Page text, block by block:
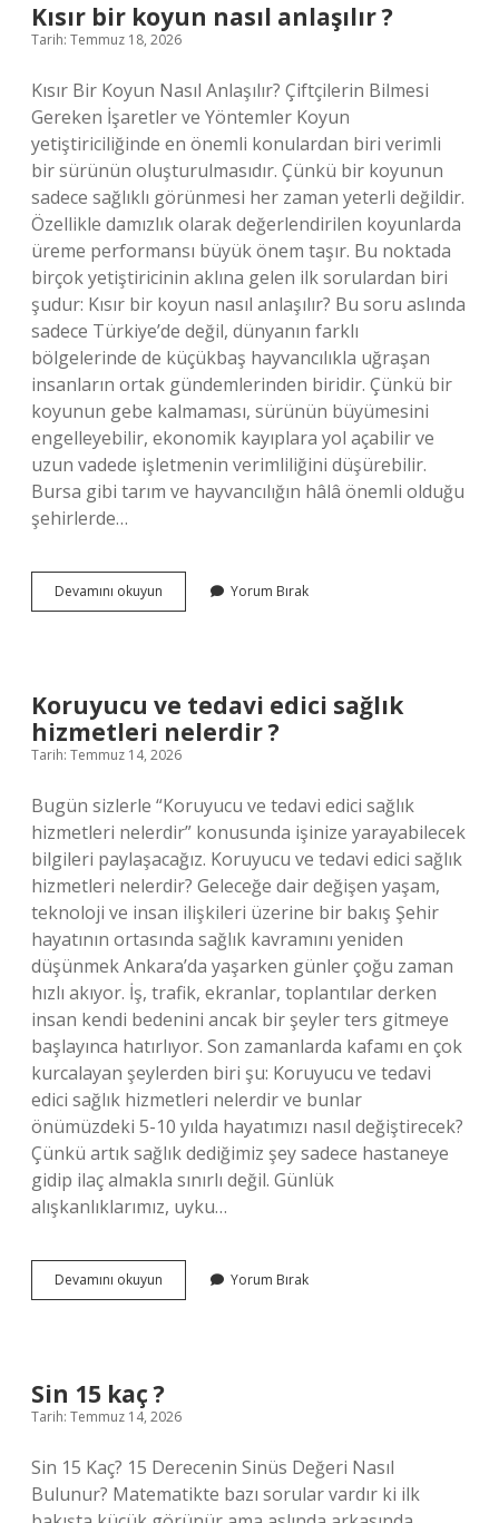
mıdır
?
Kısır bir koyun nasıl anlaşılır ?
Tarih: Temmuz 18, 2026
Kısır Bir Koyun Nasıl Anlaşılır? Çiftçilerin Bilmesi
Gereken İşaretler ve Yöntemler Koyun
yetiştiriciliğinde en önemli konulardan biri verimli
bir sürünün oluşturulmasıdır. Çünkü bir koyunun
sadece sağlıklı görünmesi her zaman yeterli değildir.
Özellikle damızlık olarak değerlendirilen koyunlarda
üreme performansı büyük önem taşır. Bu noktada
birçok yetiştiricinin aklına gelen ilk sorulardan biri
şudur: Kısır bir koyun nasıl anlaşılır? Bu soru aslında
sadece Türkiye’de değil, dünyanın farklı
bölgelerinde de küçükbaş hayvancılıkla uğraşan
insanların ortak gündemlerinden biridir. Çünkü bir
koyunun gebe kalmaması, sürünün büyümesini
engelleyebilir, ekonomik kayıplara yol açabilir ve
uzun vadede işletmenin verimliliğini düşürebilir.
Bursa gibi tarım ve hayvancılığın hâlâ önemli olduğu
şehirlerde…
Devamını okuyun
bir
Yorum Bırak
Koruyucu ve tedavi edici sağlık
hizmetleri nelerdir ?
Tarih: Temmuz 14, 2026
Bugün sizlerle “Koruyucu ve tedavi edici sağlık
hizmetleri nelerdir” konusunda işinize yarayabilecek
bilgileri paylaşacağız. Koruyucu ve tedavi edici sağlık
hizmetleri nelerdir? Geleceğe dair değişen yaşam,
teknoloji ve insan ilişkileri üzerine bir bakış Şehir
hayatının ortasında sağlık kavramını yeniden
düşünmek Ankara’da yaşarken günler çoğu zaman
hızlı akıyor. İş, trafik, ekranlar, toplantılar derken
insan kendi bedenini ancak bir şeyler ters gitmeye
başlayınca hatırlıyor. Son zamanlarda kafamı en çok
kurcalayan şeylerden biri şu: Koruyucu ve tedavi
edici sağlık hizmetleri nelerdir ve bunlar
önümüzdeki 5-10 yılda hayatımızı nasıl değiştirecek?
Çünkü artık sağlık dediğimiz şey sadece hastaneye
gidip ilaç almakla sınırlı değil. Günlük
alışkanlıklarımız, uyku…
Devamını okuyun Koruyucu
ve
nelerdir
?
Yorum Bırak
Sin 15 kaç ?
Tarih: Temmuz 14, 2026
Sin 15 Kaç? 15 Derecenin Sinüs Değeri Nasıl
Bulunur? Matematikte bazı sorular vardır ki ilk